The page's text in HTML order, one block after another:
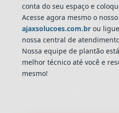
conta do seu espaço e
Acesse agora mesmo o nosso
ajaxsolucoes.com.brou
nossa central de
Nossa equipe de plantão
melhor técnico até você e
mesmo!